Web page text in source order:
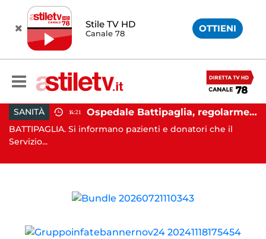
Stile TV HD
Canale 78 OTTIENI
SANITÀ 14:21 Ospedale Battipaglia, regolarmente in funzione il Servizio Trasfusionale
BATTIPAGLIA. Si informano pazienti e donatori che il
Servizio...